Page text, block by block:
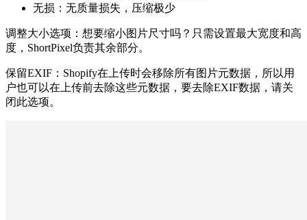
无损：无质量损失，压缩极少
调整大小选项：想要缩小图片尺寸吗？只需设置最大宽度和高
度，ShortPixel负责其余部分。
保留EXIF：Shopify在上传时会移除所有图片元数据，所以用
户也可以在上传前去除这些元数据，要去除EXIF数据，请关
闭此选项。